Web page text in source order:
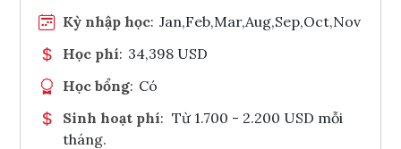
Kỳ nhập học: Jan,Feb,Mar,Aug,Sep,Oct,Nov
Học phí: 34,398 USD
Học bổng: Có
Sinh hoạt phí: Từ 1.700 - 2.200 USD mỗi
tháng.